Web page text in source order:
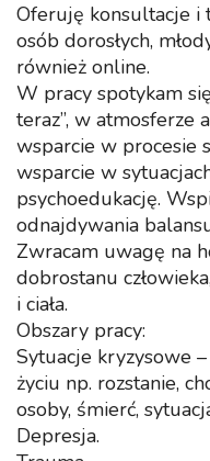
Oferuję konsultacje
osób dorosłych,
również online.
W pracy spotykam
teraz”, w atmosferze
wsparcie w procesie
wsparcie w
psychoedukację.
odnajdywania
Zwracam uwagę na
dobrostanu
i ciała.
Obszary pracy:
Sytuacje kryzysowe
życiu np. rozstanie,
osoby, śmierć,
Depresja.